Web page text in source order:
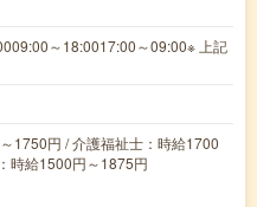
～18:0017:00～09:00※ 上記
1750円 / 介護福祉士：時給1700
時給1500円～1875円